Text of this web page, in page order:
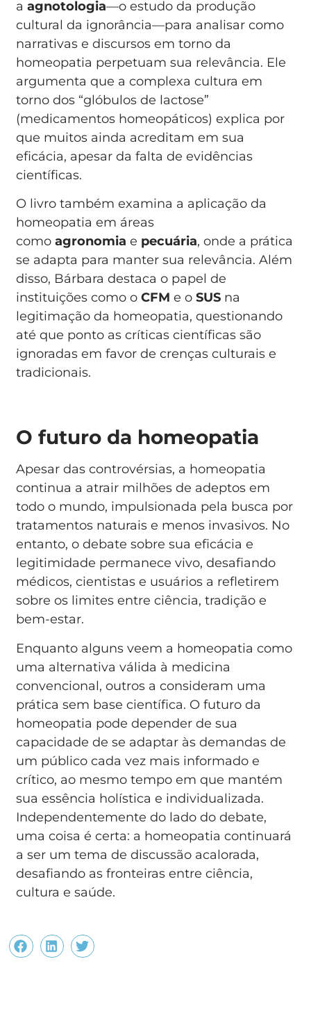
aagnotologia—o estudo da produção
cultural da ignorância—para analisar como
narrativas e discursos em torno da
homeopatia perpetuam sua relevância. Ele
argumenta que a complexa cultura em
torno dos “glóbulos de lactose”
(medicamentos homeopáticos) explica por
que muitos ainda acreditam em sua
eficácia, apesar da falta de evidências
científicas.
O livro também examina a aplicação da
homeopatia em áreas
comoagronomia e pecuária, onde a prática
se adapta para manter sua relevância. Além
disso, Bárbara destaca o papel de
instituições como oCFM e oSUS na
legitimação da homeopatia, questionando
até que ponto as críticas científicas são
ignoradas em favor de crenças culturais e
tradicionais.
O futuro da homeopatia
Apesar das controvérsias, a homeopatia
continua a atrair milhões de adeptos em
todo o mundo, impulsionada pela busca por
tratamentos naturais e menos invasivos. No
entanto, o debate sobre sua eficácia e
legitimidade permanece vivo, desafiando
médicos, cientistas e usuários a refletirem
sobre os limites entre ciência, tradição e
bem-estar.
Enquanto alguns veem a homeopatia como
uma alternativa válida à medicina
convencional, outros a consideram uma
prática sem base científica. O futuro da
homeopatia pode depender de sua
capacidade de se adaptar às demandas de
um público cada vez mais informado e
crítico, ao mesmo tempo em que mantém
sua essência holística e individualizada.
Independentemente do lado do debate,
uma coisa é certa: a homeopatia continuará
a ser um tema de discussão acalorada,
desafiando as fronteiras entre ciência,
cultura e saúde.